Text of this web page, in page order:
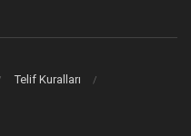
Telif Kuralları